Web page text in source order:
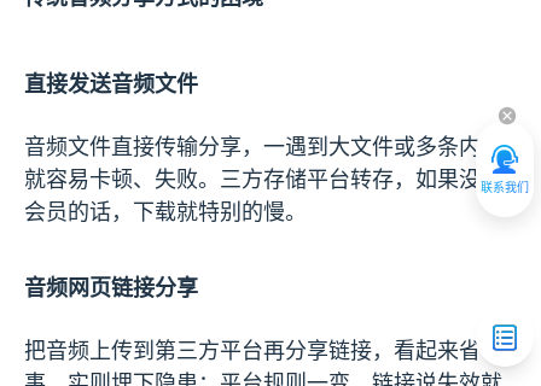
联系我们
直接发送音频文件
音频文件直接传输分享，一遇到大文件或多条内容
就容易卡顿、失败。三方存储平台转存，如果没有
会员的话，下载就特别的慢。
音频网页链接分享
把音频上传到第三方平台再分享链接，看起来省